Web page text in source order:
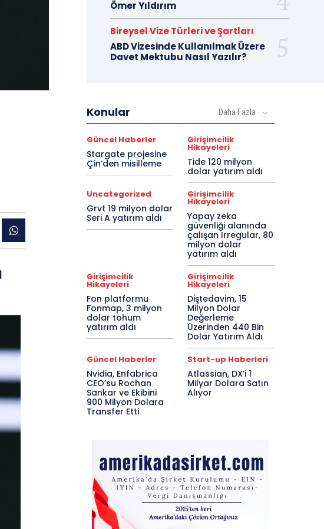
Ömer Yıldırım
Bireysel Vize Türleri ve Şartları
ABD Vizesinde Kullanılmak Üzere
Davet Mektubu Nasıl Yazılır?
Konular Daha Fazla
Güncel Haberler
Stargate projesine
Çin’den misilleme
Girişimcilik
Hikayeleri
Tide 120 milyon
dolar yatırım aldı
Uncategorized
Grvt 19 milyon dolar
Seri A yatırım aldı
Girişimcilik
Hikayeleri
Yapay zeka
güvenliği alanında
çalışan Irregular, 80
milyon dolar
yatırım aldı
Girişimcilik
Hikayeleri
Fon platformu
Fonmap, 3 milyon
dolar tohum
yatırım aldı
Girişimcilik
Hikayeleri
Diştedavim, 15
Milyon Dolar
Değerleme
Üzerinden 440 Bin
Dolar Yatırım Aldı
Güncel Haberler
Nvidia, Enfabrica
CEO’su Rochan
Sankar ve Ekibini
900 Milyon Dolara
Transfer Etti
Start-up Haberleri
Atlassian, DX’i 1
Milyar Dolara Satın
Alıyor